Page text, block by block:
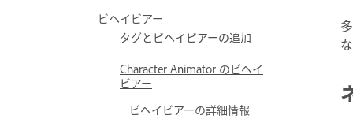
ビヘイビアー
タグとビヘイビアーの追加
Character Animator のビヘイ
ビアー
ビヘイビアーの詳細情報